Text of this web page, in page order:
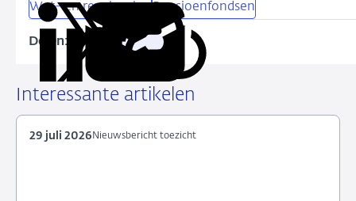
Wet- en regelgeving Pensioenfondsen
Delen:
Deel
LinkedIn
via
X
Deel
Facebook
Deel
e-
Kopieer
Interessante artikelen
Nieuwsbericht toezicht
29 juli 2026